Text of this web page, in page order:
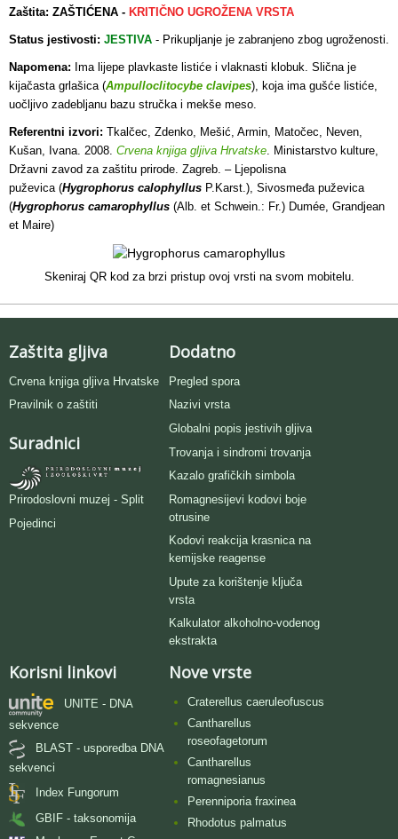
Zaštita: ZAŠTIĆENA - KRITIČNO UGROŽENA VRSTA
Status jestivosti: JESTIVA - Prikupljanje je zabranjeno zbog ugroženosti
Napomena: Ima lijepe plavkaste listiće i vlaknasti klobuk. Slična je
kijačasta grlašica (Ampulloclitocybe clavipes), koja ima gušće listiće,
uočljivo zadebljanu bazu stručka i mekše meso.
Referentni izvori: Tkalčec, Zdenko, Mešić, Armin, Matočec, Neven,
Kušan, Ivana. 2008. Crvena knjiga gljiva Hrvatske. Ministarstvo kulture,
Državni zavod za zaštitu prirode. Zagreb. – Ljepolisna
puževica (Hygrophorus calophyllus P.Karst.), Sivosmeđa puževica
(Hygrophorus camarophyllus (Alb. et Schwein.: Fr.) Dumée, Grandjean
et Maire)
Skeniraj QR kod za brzi pristup ovoj vrsti na svom mobitelu.
Zaštita gljiva
Crvena knjiga gljiva Hrvatske
Pravilnik o zaštiti
Suradnici
Prirodoslovni muzej - Split
Pojedinci
Dodatno
Pregled spora
Nazivi vrsta
Globalni popis jestivih gljiva
Trovanja i sindromi trovanja
Kazalo grafičkih simbola
Romagnesijevi kodovi boje
otrusine
Kodovi reakcija krasnica na
kemijske reagense
Upute za korištenje ključa
vrsta
Kalkulator alkoholno-vodenog
ekstrakta
Korisni linkovi
UNITE - DNA
sekvence
BLAST - usporedba DNA
sekvenci
Index Fungorum
GBIF - taksonomija
Nove vrste
Craterellus caeruleofuscus
Cantharellus
roseofagetorum
Cantharellus
romagnesianus
Perenniporia fraxinea
Rhodotus palmatus